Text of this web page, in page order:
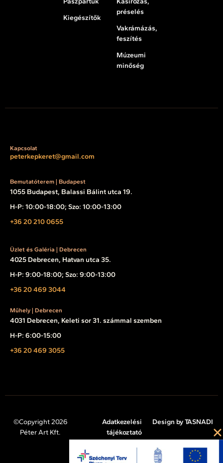
Kiegészítők
préselés
Vakrámázás,
feszítés
Múzeumi
minőség
Kapcsolat
peterkepkeret@gmail.com
Bemutatóterem | Budapest
1055 Budapest, Balassi Bálint utca 19.
H-P: 10:00-18:00; Szo: 10:00-13:00
+36 20 210 0655
Üzlet és Galéria | Debrecen
4025 Debrecen, Hatvan utca 35.
H-P: 9:00-18:00; Szo: 9:00-13:00
+36 20 469 3044
Műhely | Debrecen
4031 Debrecen, Keleti sor 31. számmal szemben
H-P: 6:00-15:00
+36 20 469 3055
©Copyright 2026
Péter Art Kft.
Adatkezelési
tájékoztató
Cookie tájékoztató
Design by TASNADI